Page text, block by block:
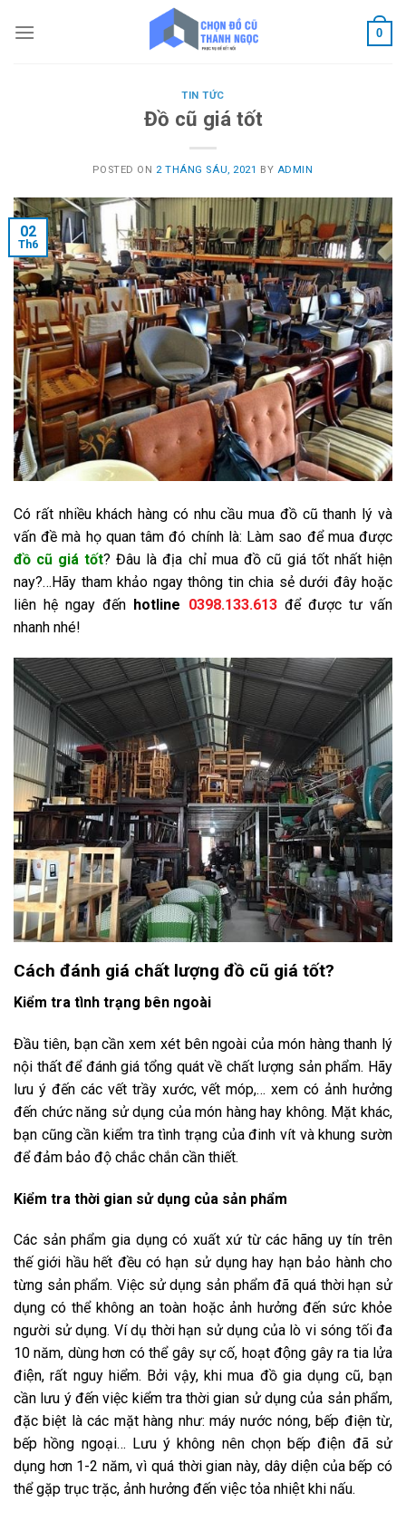
0
TIN TỨC
Đồ cũ giá tốt
POSTED ON 2 THÁNG SÁU, 2021 BY ADMIN
02
Th6
Có rất nhiều khách hàng có nhu cầu mua đồ cũ thanh lý và
vấn đề mà họ quan tâm đó chính là: Làm sao để mua được
đồ cũ giá tốt? Đâu là địa chỉ mua đồ cũ giá tốt nhất hiện
nay?…Hãy tham khảo ngay thông tin chia sẻ dưới đây hoặc
liên hệ ngay đến hotline 0398.133.613để được tư vấn
nhanh nhé!
Cách đánh giá chất lượng đồ cũ giá tốt?
Kiểm tra tình trạng bên ngoài
Đầu tiên, bạn cần xem xét bên ngoài của món hàng thanh lý
nội thất để đánh giá tổng quát về chất lượng sản phẩm. Hãy
lưu ý đến các vết trầy xước, vết móp,… xem có ảnh hưởng
đến chức năng sử dụng của món hàng hay không. Mặt khác,
bạn cũng cần kiểm tra tình trạng của đinh vít và khung sườn
để đảm bảo độ chắc chắn cần thiết.
Kiểm tra thời gian sử dụng của sản phẩm
Các sản phẩm gia dụng có xuất xứ từ các hãng uy tín trên
thế giới hầu hết đều có hạn sử dụng hay hạn bảo hành cho
từng sản phẩm. Việc sử dụng sản phẩm đã quá thời hạn sử
dụng có thể không an toàn hoặc ảnh hưởng đến sức khỏe
người sử dụng. Ví dụ thời hạn sử dụng của lò vi sóng tối đa
10 năm, dùng hơn có thể gây sự cố, hoạt động gây ra tia lửa
điện, rất nguy hiểm. Bởi vậy, khi mua đồ gia dụng cũ, bạn
cần lưu ý đến việc kiểm tra thời gian sử dụng của sản phẩm,
đặc biệt là các mặt hàng như: máy nước nóng, bếp điện từ,
bếp hồng ngoại… Lưu ý không nên chọn bếp điện đã sử
dụng hơn 1-2 năm, vì quá thời gian này, dây diện của bếp có
thể gặp trục trặc, ảnh hưởng đến việc tỏa nhiệt khi nấu.